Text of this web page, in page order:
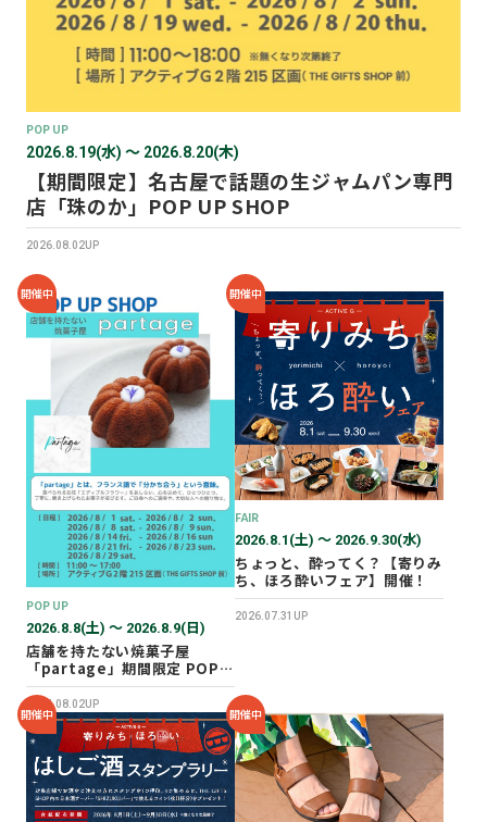
POP UP
2026.8.19(水) 〜 2026.8.20(木)
【期間限定】名古屋で話題の生ジャムパン専門
店「珠のか」POP UP SHOP
2026.08.02UP
開催中
POP UP
2026.8.8(土) 〜 2026.8.9(日)
店舗を持たない焼菓子屋
「partage」期間限定 POP
UP SHOP オープン！
2026.08.02UP
開催中
FAIR
2026.8.1(土) 〜 2026.9.30(水)
ちょっと、酔ってく？【寄りみ
ち、ほろ酔いフェア】開催！
2026.07.31UP
開催中 開催中